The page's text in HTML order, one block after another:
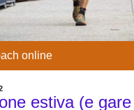
online
estiva (e